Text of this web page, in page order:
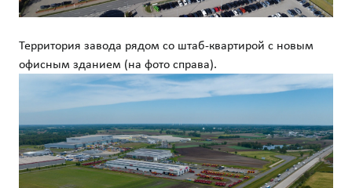
Территория завода рядом со штаб-квартирой с новым
офисным зданием (на фото справа).